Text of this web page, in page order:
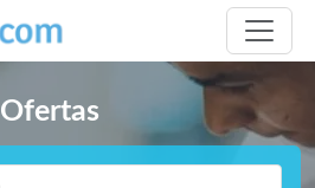
Ofertas